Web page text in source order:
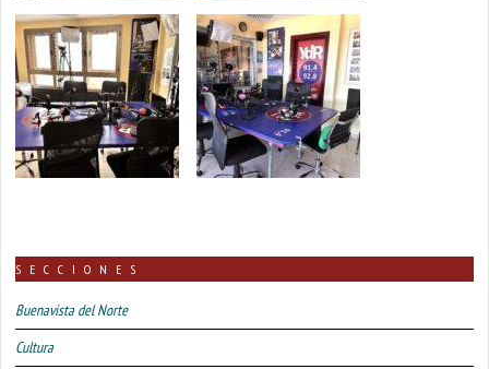
SECCIONES
Buenavista del Norte
Cultura